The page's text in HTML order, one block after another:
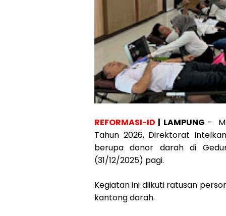
REFORMASI-ID | LAMPUNG -
Tahun 2026, Direktorat
berupa donor darah di
(31/12/2025) pagi.
Kegiatan ini diikuti ratusan
kantong darah.